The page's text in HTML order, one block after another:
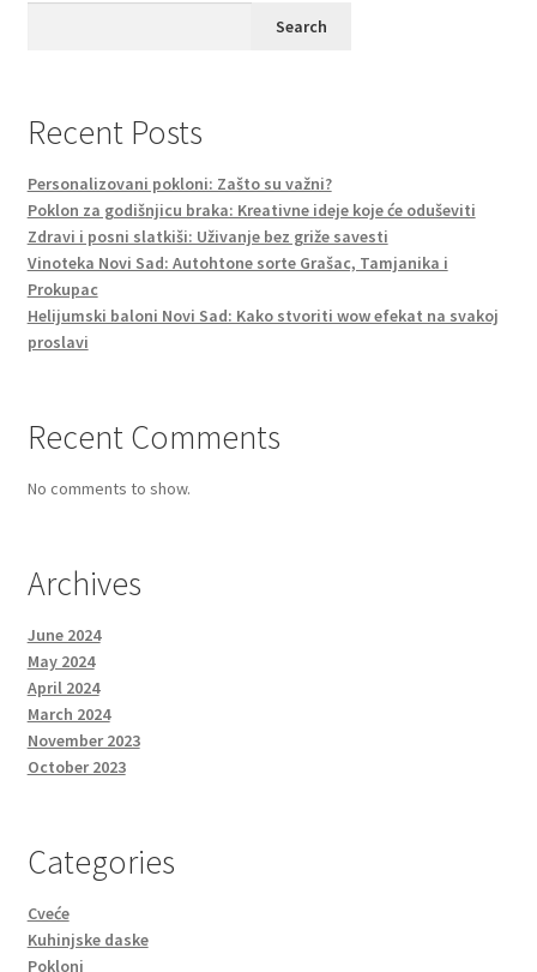
Search
Recent Posts
Personalizovani pokloni: Zašto su važni?
Poklon za godišnjicu braka: Kreativne ideje koje će oduševiti
Zdravi i posni slatkiši: Uživanje bez griže savesti
Vinoteka Novi Sad: Autohtone sorte Grašac, Tamjanika i
Prokupac
Helijumski baloni Novi Sad: Kako stvoriti wow efekat na svakoj
proslavi
Recent Comments
No comments to show.
Archives
June 2024
May 2024
April 2024
March 2024
November 2023
October 2023
Categories
Cveće
Kuhinjske daske
Pokloni